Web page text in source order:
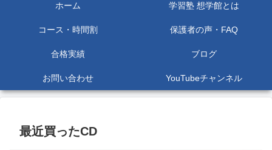
ホーム 学習塾 想学館とは
コース・時間割 保護者の声・FAQ
合格実績 ブログ
お問い合わせ YouTubeチャンネル
最近買ったCD